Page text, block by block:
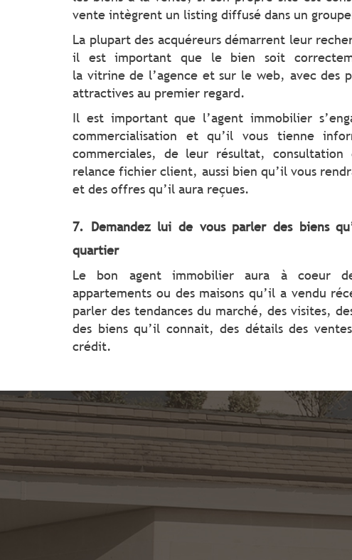
vente intègrent un listing diffusé dans un
La plupart des acquéreurs démarrent leur
il est important que le bien soit
la vitrine de l’agence et sur le web, avec des
attractives au premier regard.
Il est important que l’agent immobilier
commercialisation et qu’il vous tienne
commerciales, de leur résultat, consultation
relance fichier client, aussi bien qu’il vous
et des offres qu’il aura reçues.
7. Demandez lui de vous parler des biens
quartier
Le bon agent immobilier aura à coeur
appartements ou des maisons qu’il a vendu
parler des tendances du marché, des visites,
des biens qu’il connait, des détails des
crédit.